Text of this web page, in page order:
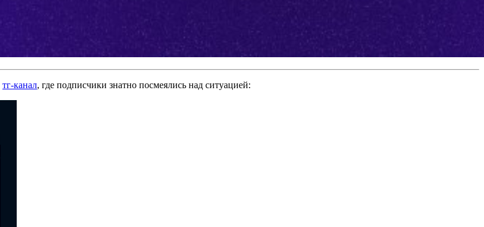
тг-канал, где подписчики знатно посмеялись над ситуацией: